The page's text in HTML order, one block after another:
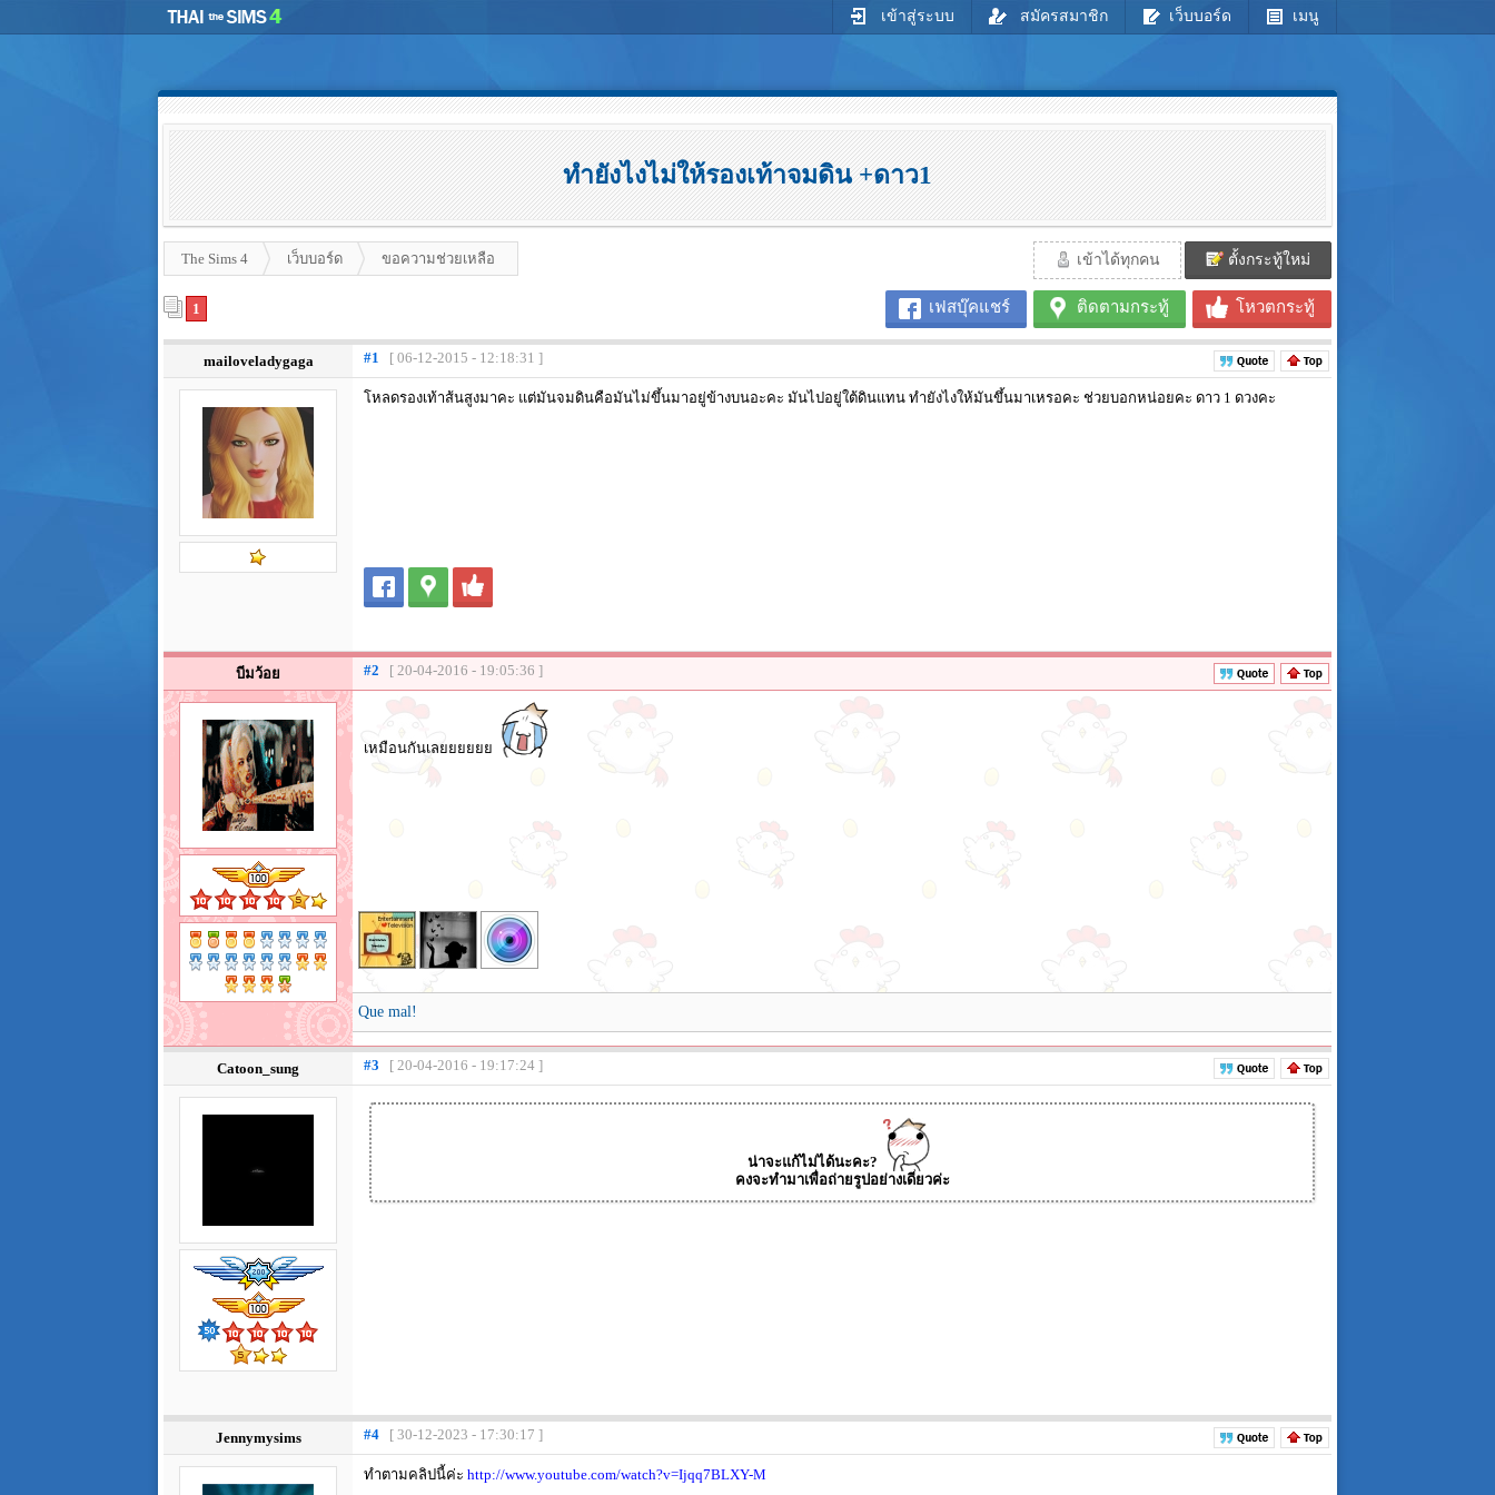
เข้าสู่ระบบ สมัครสมาชิก เว็บบอร์ด เมนู
ทำยังไงไม่ให้รองเท้าจมดิน +ดาว1
The Sims 4 เว็บบอร์ด ขอความช่วยเหลือ เข้าได้ทุกคน ตั้งกระทู้ใหม่
เฟสบุ๊คแชร์ ติดตามกระทู้ โหวตกระทู้
1
mailoveladygaga #1 [ 06-12-2015 - 12:18:31 ]
โหลดรองเท้าส้นสูงมาคะ แต่มันจมดินคือมันไม่ขึ้นมาอยู่ข้างบนอะคะ มันไปอยู่ใต้ดินแทน ทำยังไงให้มันขึ้นมาเหรอคะ ช่วยบอกหน่อยคะ ดาว 1 ดวงคะ
บีมว้อย #2 [ 20-04-2016 - 19:05:36 ]
เหมือนกันเลยยยยยย
Que mal!
Catoon_sung #3 [ 20-04-2016 - 19:17:24 ]
น่าจะแก้ไม่ได้นะคะ?
คงจะทำมาเพื่อถ่ายรูปอย่างเดียวค่ะ
Jennymysims #4 [ 30-12-2023 - 17:30:17 ]
ทำตามคลิปนี้ค่ะ http://www.youtube.com/watch?v=Ijqq7BLXY-M